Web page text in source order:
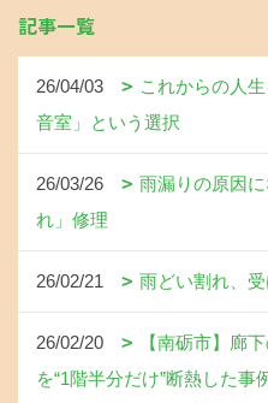
記事一覧
26/04/03
これからの人
音室」という選択
26/03/26
雨漏りの原因
れ」修理
26/02/21 雨どい割れ、
26/02/20
【南砺市】廊
を“1階半分だけ”断熱した事